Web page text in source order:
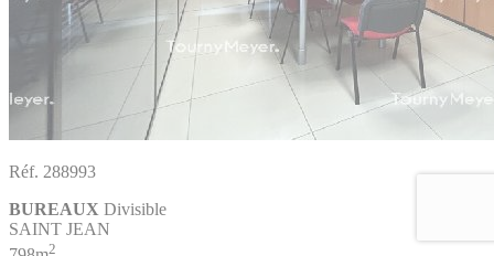
Réf. 288993
BUREAUX Divisible
SAINT JEAN
2